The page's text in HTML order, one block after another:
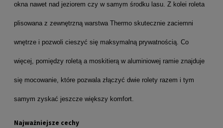
okna nawet nad jeziorem czy w samym środku lasu. Z kolei roleta
plisowana z zewnętrzną warstwa Thermo skutecznie zaciemni
wnętrze i pozwoli cieszyć się maksymalną prywatnością. Co
więcej, pomiędzy roletą a moskitierą w aluminiowej ramie znajduje
się mocowanie, które pozwala złączyć dwie rolety razem i tym
samym zyskać jeszcze większy komfort.
Najważniejsze cechy